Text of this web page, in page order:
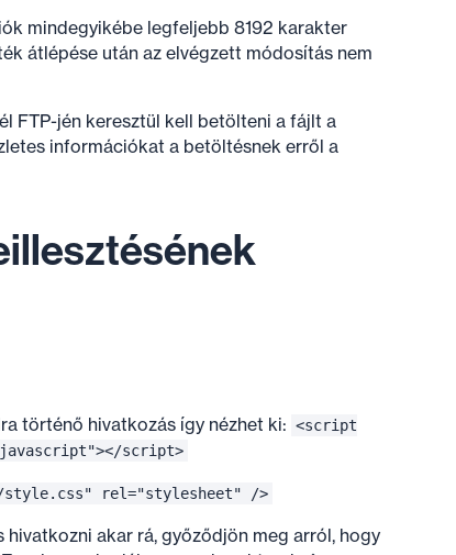
mindegyikébe legfeljebb 8192 karakter
átlépése után az elvégzett módosítás nem
FTP-jén keresztül kell betölteni a fájlt a
információkat a betöltésnek erről a
történő hivatkozás így nézhet ki: <script
script>
style.css" rel="stylesheet" />
akar rá, győződjön meg arról, hogy